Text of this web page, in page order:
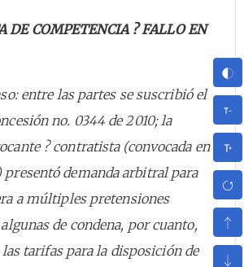
DE COMPETENCIA ? FALLO EN
entre las partes se suscribió el
no. 0344 de 2010; la
? contratista (convocada en
presentó demanda arbitral para
a múltiples pretensiones
de condena, por cuanto,
tarifas para la disposición de